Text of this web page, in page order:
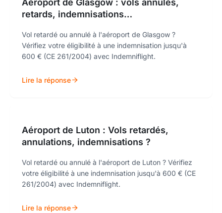
Aéroport de Glasgow : vols annulés,
retards, indemnisations…
Vol retardé ou annulé à l'aéroport de Glasgow ?
Vérifiez votre éligibilité à une indemnisation jusqu'à
600 € (CE 261/2004) avec Indemniflight.
Lire la réponse
Aéroport de Luton : Vols retardés,
annulations, indemnisations ?
Vol retardé ou annulé à l'aéroport de Luton ? Vérifiez
votre éligibilité à une indemnisation jusqu'à 600 € (CE
261/2004) avec Indemniflight.
Lire la réponse